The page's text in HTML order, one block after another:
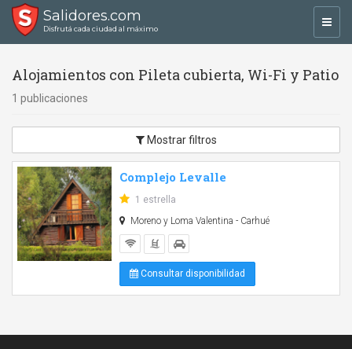
Salidores.com
Disfrutá cada ciudad al máximo
Alojamientos con Pileta cubierta, Wi-Fi y Patio
1 publicaciones
Mostrar filtros
Complejo Levalle
1 estrella
Moreno y Loma Valentina - Carhué
Consultar disponibilidad